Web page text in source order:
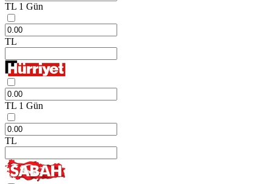
TL 1 Gün
TL
TL 1 Gün
TL